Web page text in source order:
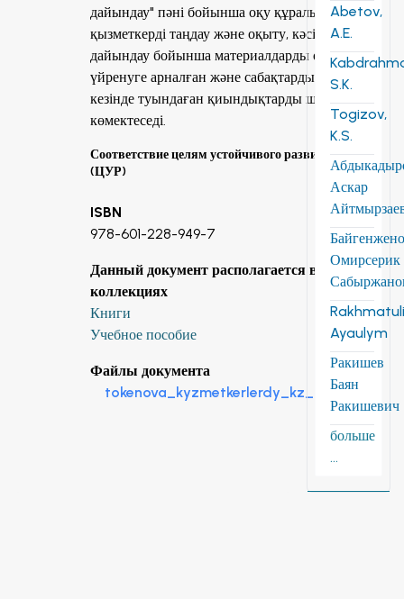
дайындау" пәні бойынша оқу құралы
қызметкерді таңдау және оқыту, кәсіби
дайындау бойынша материалдарды оқып-
үйренуге арналған және сабақтарды жүргізу
кезінде туындаған қиындықтарды шешуге
көмектеседі.
Соответствие целям устойчивого развития
(ЦУР)
ISBN
978-601-228-949-7
Данный документ располагается в
коллекциях
Книги
Учебное пособие
Файлы документа
tokenova_kyzmetkerlerdy_kz_2016.pdf
Abetov,
A.E.
S.K.
Togizov,
K.S.
Аскар
Омирсерик
Ayaulym
Ракишев
Баян
Ракишевич
больше
...